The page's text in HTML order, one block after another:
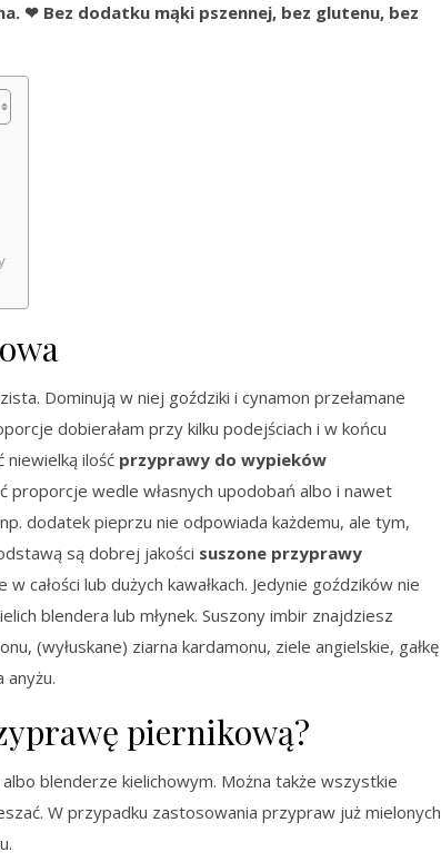
❤ Bez dodatku mąki pszennej, bez glutenu, bez
Dominują w niej goździki i cynamon przełamane
dobierałam przy kilku podejściach i w końcu
niewielką ilość przyprawy do wypieków
wedle własnych upodobań albo i nawet
dodatek pieprzu nie odpowiada każdemu, ale tym,
są dobrej jakości suszone przyprawy
całości lub dużych kawałkach. Jedynie goździków nie
blendera lub młynek. Suszony imbir znajdziesz
(wyłuskane) ziarna kardamonu, ziele angielskie, gałkę
anyżu.
piernikową?
blenderze kielichowym. Można także wszystkie
W przypadku zastosowania przypraw już mielonych